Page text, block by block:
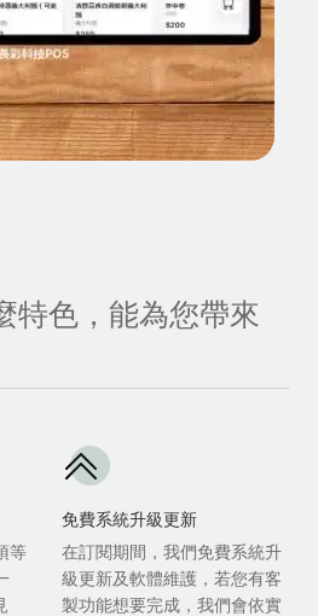
特色，能為您帶來
等
免費系統升級更新
在訂閱期間，我們免費系統升
級更新及軟體維護，若您有客
製功能想要完成，我們會依實